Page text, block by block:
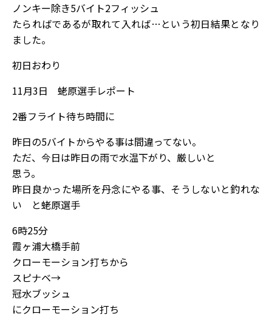
ノンキー除き5バイト2フィッシュ
たらればであるが取れて入れば…という初日結果となり
ました。
初日おわり
11月3日 蛯原選手レポート
2番フライト待ち時間に
昨日の5バイトからやる事は間違ってない。
ただ、今日は昨日の雨で水温下がり、厳しいと
思う。
昨日良かった場所を丹念にやる事、そうしないと釣れな
い と蛯原選手
6時25分
霞ヶ浦大橋手前
クローモーション打ちから
スピナベ→
冠水ブッシュ
にクローモーション打ち